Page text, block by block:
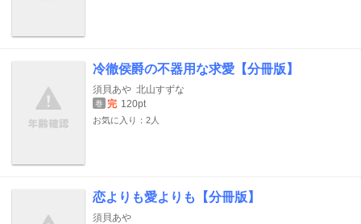
冷徹侯爵の不器用な求愛【分冊版】
須貝あや 北山すずな
巻 完 120pt
お気に入り：2人
恋よりも愛よりも【分冊版】
須貝あや